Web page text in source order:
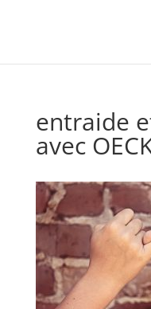
entraide
avec